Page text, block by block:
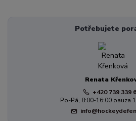
Potřebujete
Renata
+420 739 339
Po-Pá, 8:00-16:00 pauza